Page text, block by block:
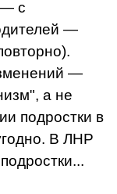
— с
—
—
а не
подростки в
В ЛНР